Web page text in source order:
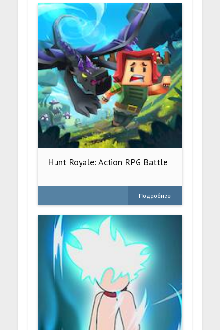
Hunt Royale: Action RPG Battle
Подробнее